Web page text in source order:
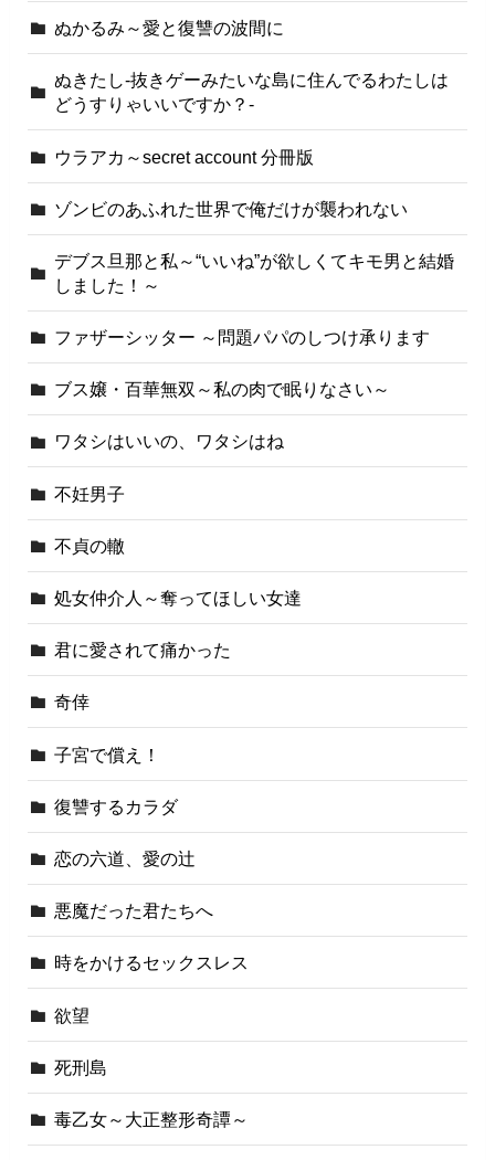
ぬかるみ～愛と復讐の波間に
ぬきたし-抜きゲーみたいな島に住んでるわたしは
どうすりゃいいですか？-
ウラアカ～secret account 分冊版
ゾンビのあふれた世界で俺だけが襲われない
デブス旦那と私～“いいね”が欲しくてキモ男と結婚
しました！～
ファザーシッター ～問題パパのしつけ承ります
ブス嬢・百華無双～私の肉で眠りなさい～
ワタシはいいの、ワタシはね
不妊男子
不貞の轍
処女仲介人～奪ってほしい女達
君に愛されて痛かった
奇倖
子宮で償え！
復讐するカラダ
恋の六道、愛の辻
悪魔だった君たちへ
時をかけるセックスレス
欲望
死刑島
毒乙女～大正整形奇譚～